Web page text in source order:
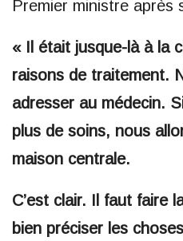
Premier ministre après
« Il était jusque-là à la
raisons de traitement.
adresser au médecin.
plus de soins, nous
maison centrale.
C’est clair. Il faut faire
bien préciser les